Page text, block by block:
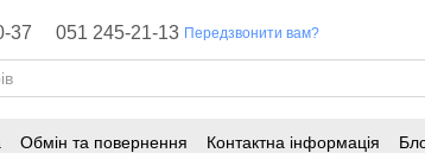
37 051 245-21-13 Передзвонити вам?
Обмін та повернення Контактна інформація